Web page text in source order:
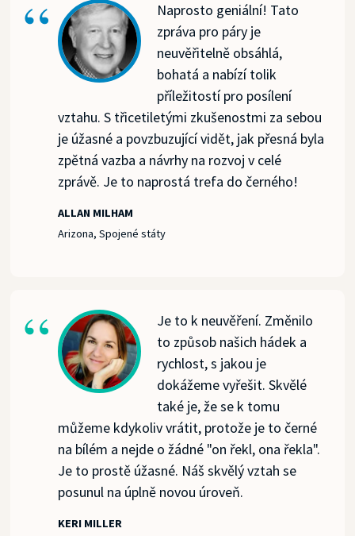
Naprosto geniální! Tato
zpráva pro páry je
neuvěřitelně obsáhlá,
bohatá a nabízí tolik
příležitostí pro posílení
vztahu. S třicetiletými zkušenostmi za sebou
je úžasné a povzbuzující vidět, jak přesná byla
zpětná vazba a návrhy na rozvoj v celé
zprávě. Je to naprostá trefa do černého!
ALLAN MILHAM
Arizona, Spojené státy
Je to k neuvěření. Změnilo
to způsob našich hádek a
rychlost, s jakou je
dokážeme vyřešit. Skvělé
také je, že se k tomu
můžeme kdykoliv vrátit, protože je to černé
na bílém a nejde o žádné "on řekl, ona řekla".
Je to prostě úžasné. Náš skvělý vztah se
posunul na úplně novou úroveň.
KERI MILLER